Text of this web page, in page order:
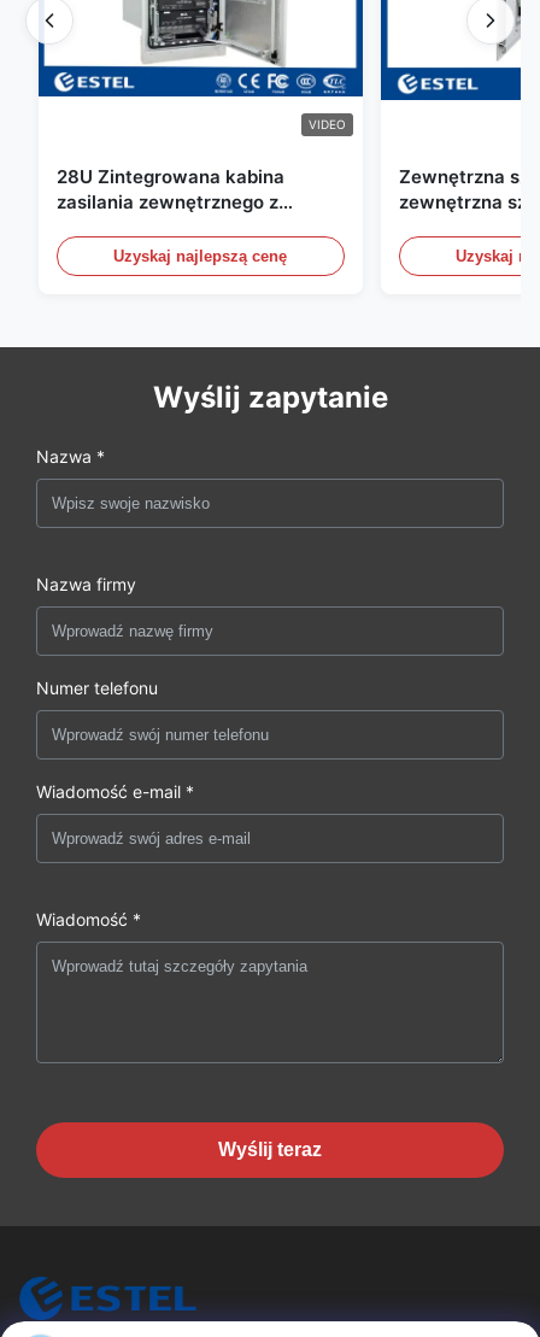
VIDEO
28U Zintegrowana kabina
zasilania zewnętrznego z
Uzyskaj najlepszą cenę
Zewnętrzna
zewnętrzna
wody /Uzyskaj
Wyślij zapytanie
Nazwa *
Nazwa firmy
Numer telefonu
Wiadomość e-mail *
Wiadomość *
Wyślij teraz